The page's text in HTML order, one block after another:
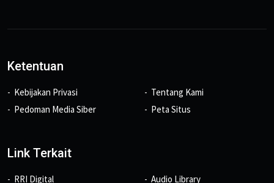
Ketentuan
Kebijakan Privasi
Pedoman Media Siber
Tentang Kami
Peta Situs
Link Terkait
RRI Digital
Audio Library